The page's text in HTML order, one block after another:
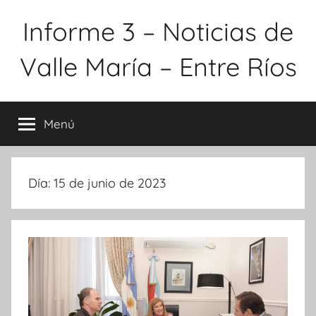
Informe 3 – Noticias de
Valle María – Entre Ríos
Menú
Día: 15 de junio de 2023